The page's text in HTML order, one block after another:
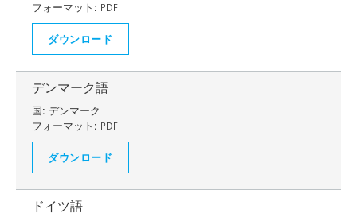
フォーマット: PDF
ダウンロード
デンマーク語
国: デンマーク
フォーマット: PDF
ダウンロード
ドイツ語